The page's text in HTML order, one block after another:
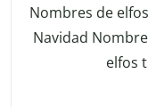
Nombres de
Navidad
elfos